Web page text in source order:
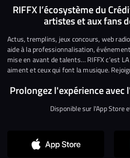
nous
Facebook
nous
sur
Twitter
sur
RIFFX l’écosystème du
artistes et aux fans
Actus, tremplins, jeux concours, web
aide à la professionnalisation,
mise en avant de talents… RIFFX c’est
aiment et ceux qui font la musique.
Prolongez l'expérience avec
Disponible sur l'App Store